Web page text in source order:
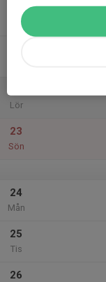
Tor
Lör
23
Sön
24
Mån
25
Tis
26